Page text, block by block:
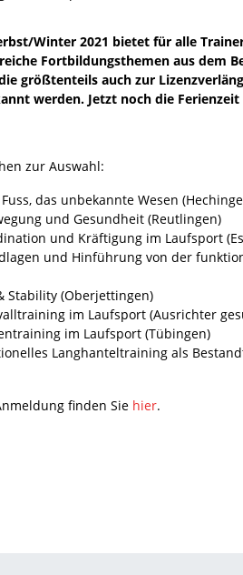
Winter 2021 bietet für alle
Fortbildungsthemen aus dem
größtenteils auch zur
werden. Jetzt noch die
zur Auswahl:
das unbekannte Wesen
und Gesundheit (Reutlingen)
und Kräftigung im Laufsport
und Hinführung von der
(Oberjettingen)
im Laufsport (Ausrichter
im Laufsport (Tübingen)
Langhanteltraining als
finden Sie hier.